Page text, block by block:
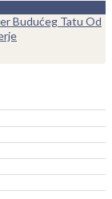
Budućeg Tatu Od